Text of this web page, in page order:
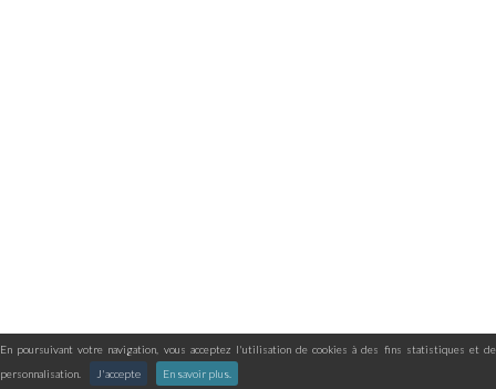
En poursuivant votre navigation, vous acceptez l'utilisation de cookies à des fins statistiques et de
personnalisation.
J'accepte En savoir plus.